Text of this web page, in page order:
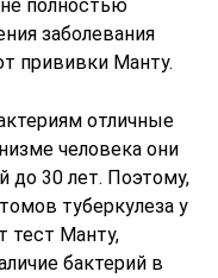
полностью
заболевания
прививки Манту.
отличные
человека они
до 30 лет. Поэтому,
туберкулеза у
тест Манту,
бактерий в